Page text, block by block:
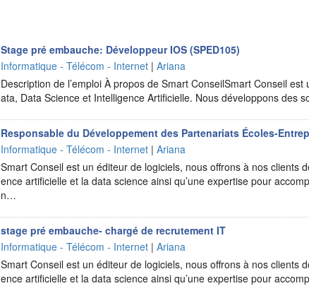
Stage pré embauche: Développeur IOS (SPED105)
Informatique - Télécom - Internet |Ariana
Description de l’emploi À propos de Smart ConseilSmart Conseil
ata, Data Science et Intelligence Artificielle. Nous développons des
Responsable du Développement des Partenariats Écoles-
Informatique - Télécom - Internet |Ariana
Smart Conseil est un éditeur de logiciels, nous offrons à nos clients
ence artificielle et la data science ainsi qu’une expertise pour
n…
stage pré embauche- chargé de recrutement IT
Informatique - Télécom - Internet |Ariana
Smart Conseil est un éditeur de logiciels, nous offrons à nos clients
ence artificielle et la data science ainsi qu’une expertise pour